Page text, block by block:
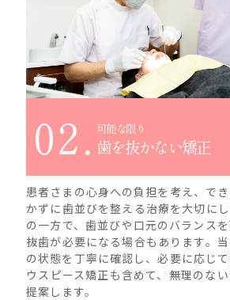
02. 可能な限り
歯を抜かない矯正
患者さまの心身への負担を考え、で
かずに歯並びを整える治療を大切に
の一方で、歯並びや口元のバランス
抜歯が必要になる場合もあります。
の状態を丁寧に確認し、必要に応じ
ウスピース矯正も含めて、無理のな
提案します。